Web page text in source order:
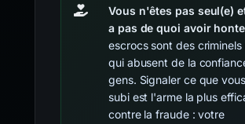
Vous n'êtes pas seul(e)
a pas de quoi avoir
escrocs sont des criminels
qui abusent de la
gens. Signaler ce que
subi est l'arme la plus
contre la fraude : votre